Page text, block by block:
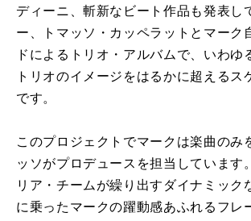
ディーニ、斬新なビート作品も発表し
ー、トマッソ・カッペラットとマーク
ドによるトリオ・アルバムで、いわゆ
トリオのイメージをはるかに超えるス
です。
このプロジェクトでマークは楽曲のみ
ッソがプロデュースを担当しています
リア・チームが繰り出すダイナミック
に乗ったマークの躍動感あふれるフレ